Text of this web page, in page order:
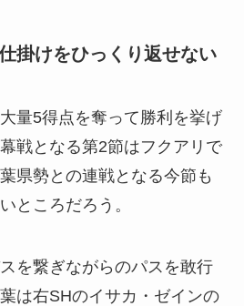
掛けをひっくり返せない
量5得点を奪って勝利を挙げ
戦となる第2節はフクアリで
県勢との連戦となる今節も
ところだろう。
を繋ぎながらのパスを敢行
は右SHのイサカ・ゼインの